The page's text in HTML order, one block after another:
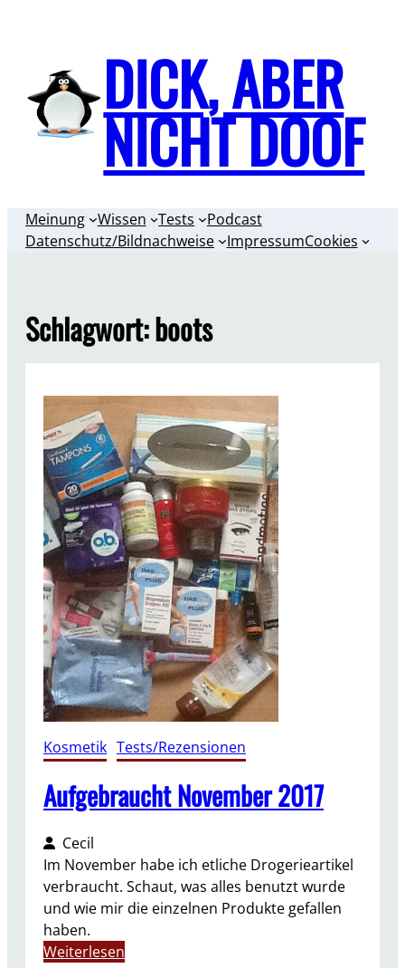
springen
DICK, ABER
NICHT DOOF
Meinung Wissen Tests
Podcast
Datenschutz/Bildnachweise
ImpressumCookies
Schlagwort:boots
Kosmetik Tests/Rezensionen
Aufgebraucht November 2017
Cecil
Im November habe ich etliche Drogerieartikel
verbraucht. Schaut, was alles benutzt wurde
und wie mir die einzelnen Produkte gefallen
haben.
Weiterlesen